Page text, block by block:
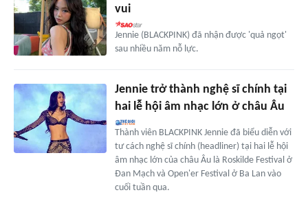
vui
Jennie (BLACKPINK) đã nhận được 'quả ngọt'
sau nhiều năm nỗ lực.
Jennie trở thành nghệ sĩ chính tại
hai lễ hội âm nhạc lớn ở châu Âu
Thành viên BLACKPINK Jennie đã biểu diễn với
tư cách nghệ sĩ chính (headliner) tại hai lễ hội
âm nhạc lớn của châu Âu là Roskilde Festival ở
Đan Mạch và Open'er Festival ở Ba Lan vào
cuối tuần qua.